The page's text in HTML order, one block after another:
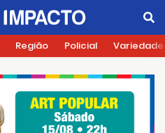
Região Policial